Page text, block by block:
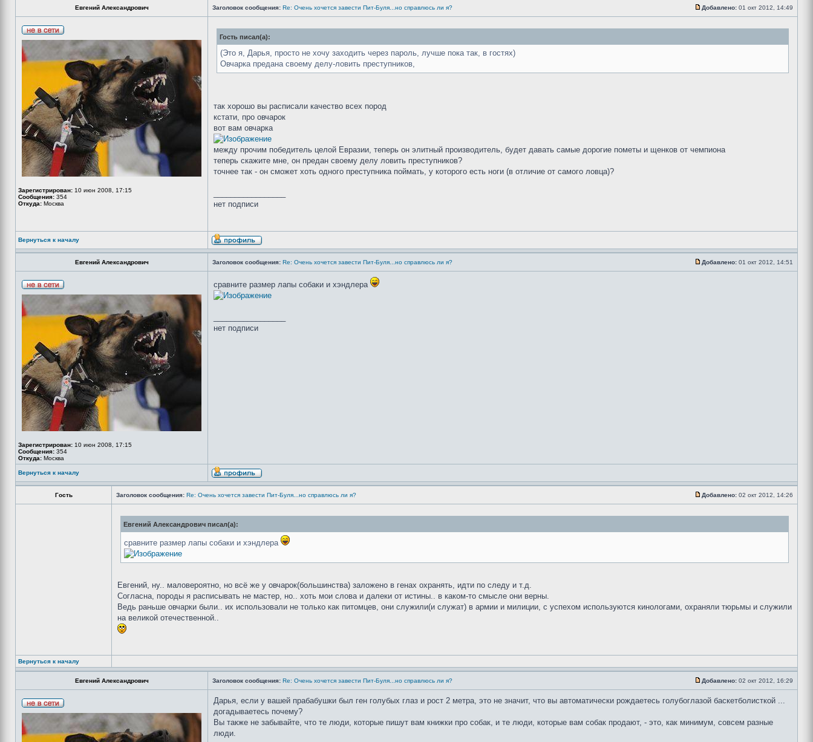
Евгений Александрович Заголовок сообщения: Re: Очень хочется завести Пит-Буля...но справлюсь ли я? Добавлено: 01 окт 2012, 14:49
Зарегистрирован: 10 июн 2008, 17:15
Сообщения: 354
Откуда: Москва
Гость писал(а):
(Это я, Дарья, просто не хочу заходить через пароль, лучше пока так, в гостях)
Овчарка предана своему делу-ловить преступников,
так хорошо вы расписали качество всех пород
кстати, про овчарок
вот вам овчарка
между прочим победитель целой Евразии, теперь он элитный производитель, будет давать самые дорогие пометы и щенков от чемпиона
теперь скажите мне, он предан своему делу ловить преступников?
точнее так - он сможет хоть одного преступника поймать, у которого есть ноги (в отличие от самого ловца)?
нет подписи
Вернуться к началу
Евгений Александрович Заголовок сообщения: Re: Очень хочется завести Пит-Буля...но справлюсь ли я? Добавлено: 01 окт 2012, 14:51
Зарегистрирован: 10 июн 2008, 17:15
Сообщения: 354
Откуда: Москва
сравните размер лапы собаки и хэндлера
нет подписи
Вернуться к началу
Гость Заголовок сообщения: Re: Очень хочется завести Пит-Буля...но справлюсь ли я? Добавлено: 02 окт 2012, 14:26
Евгений Александрович писал(а):
сравните размер лапы собаки и хэндлера
Евгений, ну.. маловероятно, но всё же у овчарок(большинства) заложено в генах охранять, идти по следу и т.д.
Согласна, породы я расписывать не мастер, но.. хоть мои слова и далеки от истины.. в каком-то смысле они верны.
Ведь раньше овчарки были.. их использовали не только как питомцев, они служили(и служат) в армии и милиции, с успехом используются кинологами, охраняли тюрьмы и служили
на великой отечественной..
Вернуться к началу
Евгений Александрович Заголовок сообщения: Re: Очень хочется завести Пит-Буля...но справлюсь ли я? Добавлено: 02 окт 2012, 16:29
Дарья, если у вашей прабабушки был ген голубых глаз и рост 2 метра, это не значит, что вы автоматически рождаетесь голубоглазой баскетболисткой ...
догадываетесь почему?
Вы также не забывайте, что те люди, которые пишут вам книжки про собак, и те люди, которые вам собак продают, - это, как минимум, совсем разные
люди.